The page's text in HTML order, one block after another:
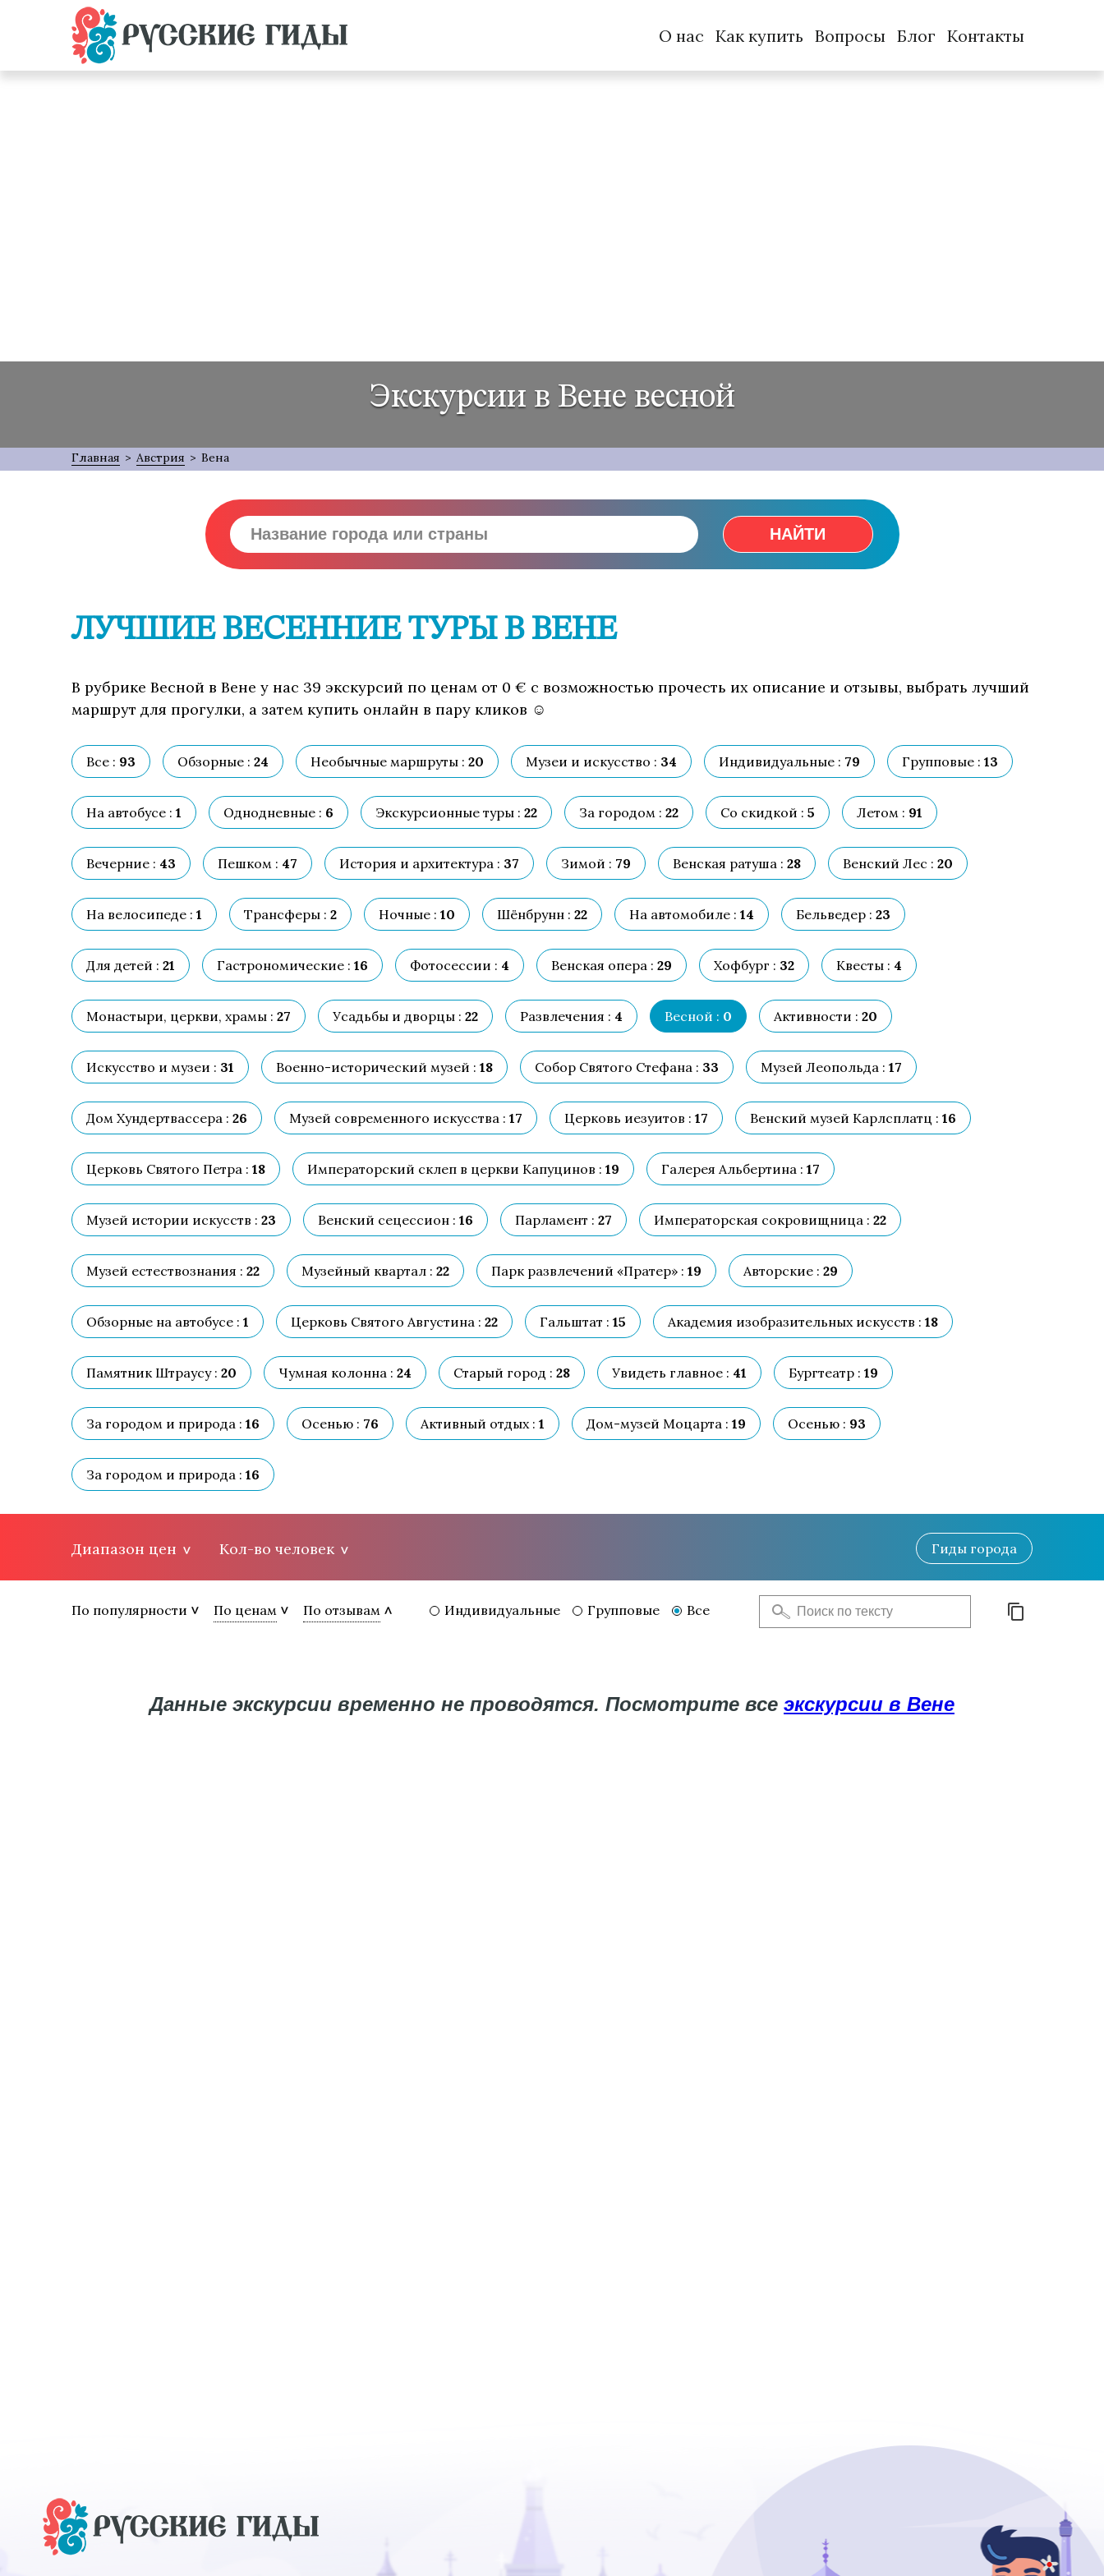
О нас Как купить Вопросы Блог Контакты
Экскурсии в Вене весной
Главная > Австрия > Вена
НАЙТИ
ЛУЧШИЕ ВЕСЕННИЕ ТУРЫ В ВЕНЕ
В рубрике Весной в Вене у нас 39 экскурсий по ценам от 0 € с возможностью прочесть их описание и отзывы, выбрать лучший
маршрут для прогулки, а затем купить онлайн в пару кликов ☺
Все : 93 Обзорные : 24 Необычные маршруты : 20 Музеи и искусство : 34 Индивидуальные : 79 Групповые : 13
На автобусе : 1 Однодневные : 6 Экскурсионные туры : 22 За городом : 22 Со скидкой : 5 Летом : 91
Вечерние : 43 Пешком : 47 История и архитектура : 37 Зимой : 79 Венская ратуша : 28 Венский Лес : 20
На велосипеде : 1 Трансферы : 2 Ночные : 10 Шёнбрунн : 22 На автомобиле : 14 Бельведер : 23
Для детей : 21 Гастрономические : 16 Фотосессии : 4 Венская опера : 29 Хофбург : 32 Квесты : 4
Монастыри, церкви, храмы : 27 Усадьбы и дворцы : 22 Развлечения : 4 Весной : 0 Активности : 20
Искусство и музеи : 31 Военно-исторический музей : 18 Собор Святого Стефана : 33 Музей Леопольда : 17
Дом Хундертвассера : 26 Музей современного искусства : 17 Церковь иезуитов : 17 Венский музей Карлсплатц : 16
Церковь Святого Петра : 18 Императорский склеп в церкви Капуцинов : 19 Галерея Альбертина : 17
Музей истории искусств : 23 Венский сецессион : 16 Парламент : 27 Императорская сокровищница : 22
Музей естествознания : 22 Музейный квартал : 22 Парк развлечений «Пратер» : 19 Авторские : 29
Обзорные на автобусе : 1 Церковь Святого Августина : 22 Гальштат : 15 Академия изобразительных искусств : 18
Памятник Штраусу : 20 Чумная колонна : 24 Старый город : 28 Увидеть главное : 41 Бургтеатр : 19
За городом и природа : 16 Осенью : 76 Активный отдых : 1 Дом-музей Моцарта : 19 Осенью : 93
За городом и природа : 16
Диапазон цен Кол-во человек Гиды города
По популярности По ценам По отзывам Индивидуальные Групповые Все
Данные экскурсии временно не проводятся. Посмотрите все экскурсии в Вене